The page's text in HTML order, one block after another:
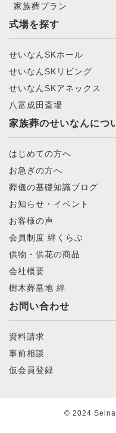
家族葬プラン
式場を探す
せいなんSKホール
せいなんSKリビング
せいなんSKアネックス
八富成田斎場
家族葬のせいなんにつ
はじめての方へ
お急ぎの方へ
葬儀の基礎知識ブログ
お知らせ・イベント
お客様の声
会員制度 絆くらぶ
供物・供花の商品
会社概要
樹木葬墓地 絆
お問い合わせ
資料請求
事前相談
仮会員登録
© 2024